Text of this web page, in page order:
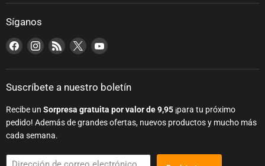
Síganos
Encuéntranos en Facebook
Encuéntranos en Instagram
Encuéntranos en RSS
Encuéntranos en X
Encuéntranos en YouTube
Suscríbete a nuestro boletín
Recibe un Sorpresa gratuita por valor de 9,95 ¡para tu próximo
pedido! Además de grandes ofertas, nuevos productos y mucho más
cada semana.